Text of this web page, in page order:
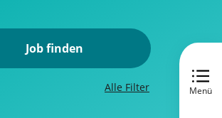
Job finden
Alle Filter Menü